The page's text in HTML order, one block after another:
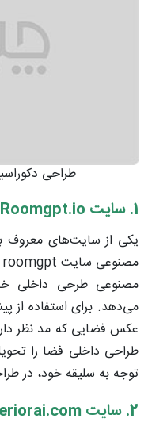
طراحی
1. سایت Roomgpt.io
یکی از سایت‌های معروف
مصنوعی طرحی داخلی
می‌دهد. برای استفاده از
عکس فضایی که مد نظر
طراحی داخلی فضا را تحویل
توجه به سلیقه خود، در
2. سایت